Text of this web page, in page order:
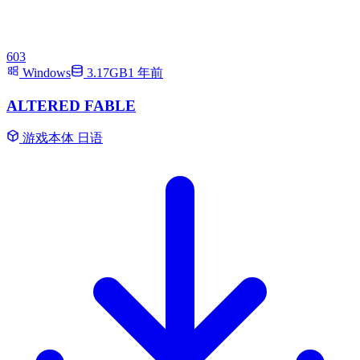
603
Windows
3.17GB1 年前
ALTERED FABLE
游戏本体 日语